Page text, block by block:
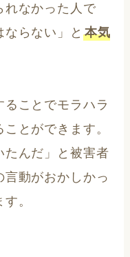
れなかった人で
らない」と 本気
ことでモラハラ
とができます。
たんだ」と被害者
動がおかしかっ
。